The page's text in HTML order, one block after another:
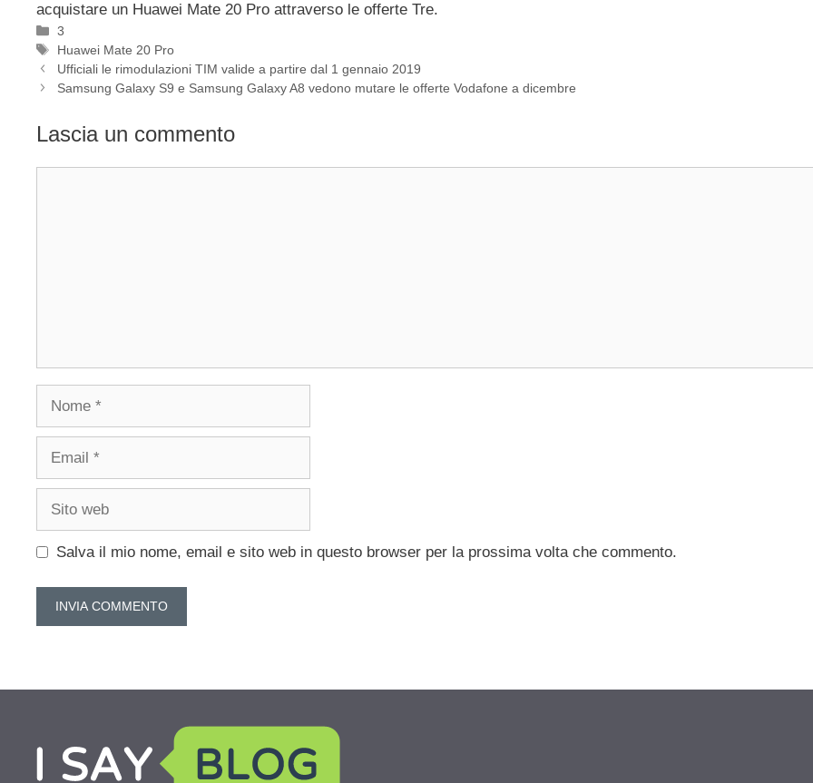
acquistare un Huawei Mate 20 Pro attraverso le offerte Tre.
Categorie
3
Tag
Huawei Mate 20 Pro
Ufficiali le rimodulazioni TIM valide a partire dal 1 gennaio 2019
Samsung Galaxy S9 e Samsung Galaxy A8 vedono mutare le offerte Vodafone a dicembre
Lascia un commento
Salva il mio nome, email e sito web in questo browser per la prossima volta che commento.